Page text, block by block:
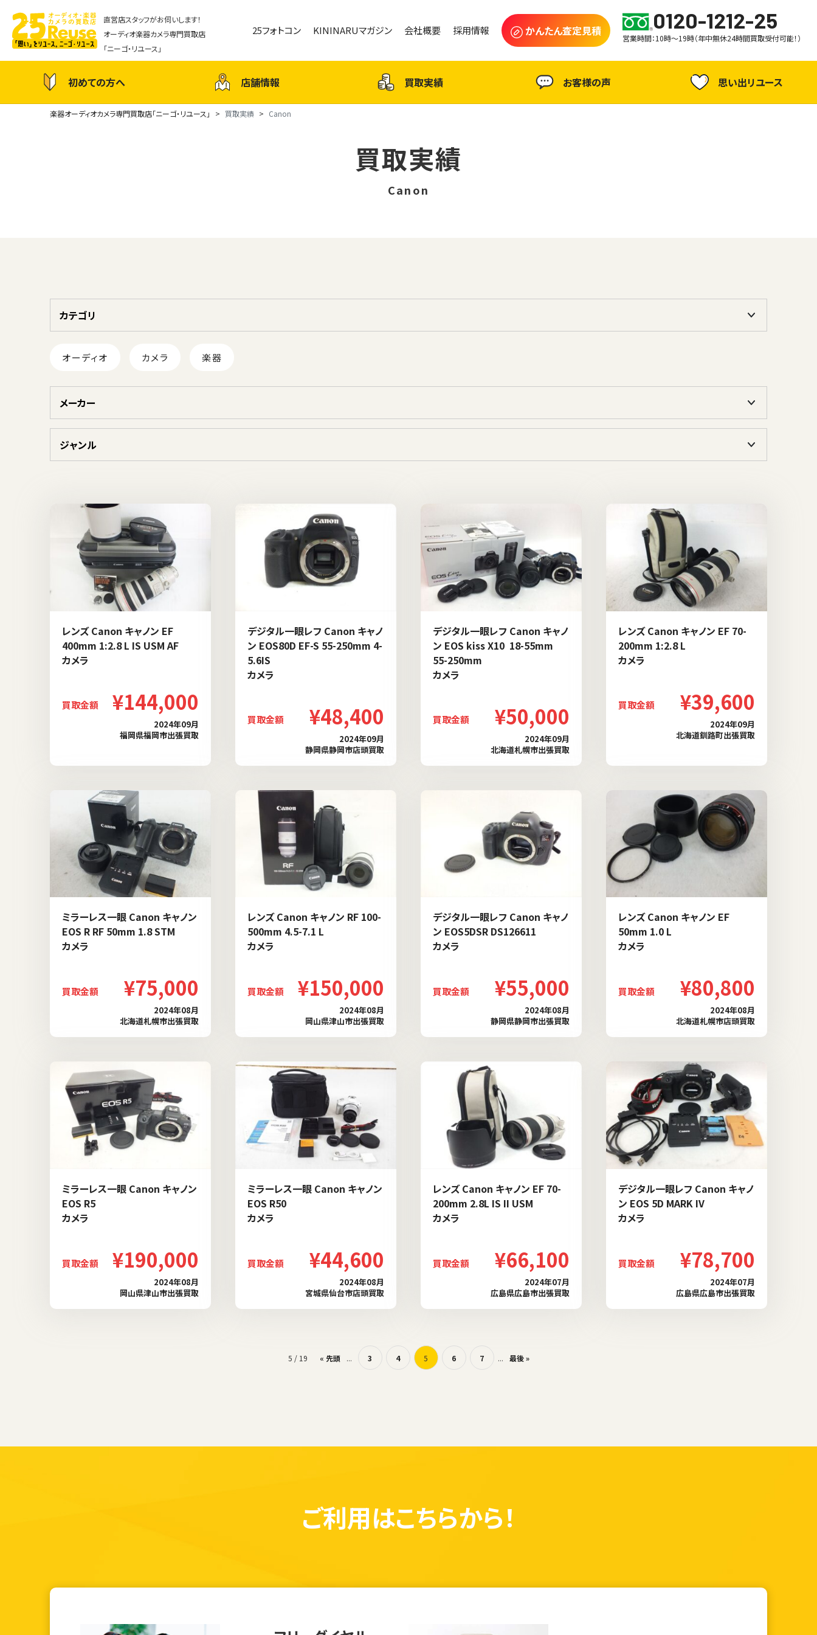
直営店スタッフがお伺いします！
オーディオ楽器カメラ専門買取店
「ニーゴ・リユース」
25フォトコン KININARUマガジン 会社概要 採用情報 かんたん査定見積 0120-1212-25
営業時間：10時～19時（年中無休24時間買取受付可能！）
初めての方へ 店舗情報 買取実績 お客様の声 思い出リユース
楽器オーディオカメラ専門買取店「ニーゴ・リユース」 買取実績 Canon
買取実績
Canon
カテゴリ
オーディオ カメラ 楽器
メーカー
ジャンル
レンズ Canon キャノン EF
400mm 1:2.8 L IS USM AF
カメラ
買取金額 ¥144,000
2024年09月
福岡県福岡市出張買取
デジタル一眼レフ Canon キャノ
ン EOS80D EF-S 55-250mm 4-
5.6IS
カメラ
買取金額 ¥48,400
2024年09月
静岡県静岡市店頭買取
デジタル一眼レフ Canon キャノ
ン EOS kiss X10 18-55mm
55-250mm
カメラ
買取金額 ¥50,000
2024年09月
北海道札幌市出張買取
レンズ Canon キャノン EF 70-
200mm 1:2.8 L
カメラ
買取金額 ¥39,600
2024年09月
北海道釧路町出張買取
ミラーレス一眼 Canon キャノン
EOS R RF 50mm 1.8 STM
カメラ
買取金額 ¥75,000
2024年08月
北海道札幌市出張買取
レンズ Canon キャノン RF 100-
500mm 4.5-7.1 L
カメラ
買取金額 ¥150,000
2024年08月
岡山県津山市出張買取
デジタル一眼レフ Canon キャノ
ン EOS5DSR DS126611
カメラ
買取金額 ¥55,000
2024年08月
静岡県静岡市出張買取
レンズ Canon キャノン EF
50mm 1.0 L
カメラ
買取金額 ¥80,800
2024年08月
北海道札幌市店頭買取
ミラーレス一眼 Canon キャノン
EOS R5
カメラ
買取金額 ¥190,000
2024年08月
岡山県津山市出張買取
ミラーレス一眼 Canon キャノン
EOS R50
カメラ
買取金額 ¥44,600
2024年08月
宮城県仙台市店頭買取
レンズ Canon キャノン EF 70-
200mm 2.8L IS II USM
カメラ
買取金額 ¥66,100
2024年07月
広島県広島市出張買取
デジタル一眼レフ Canon キャノ
ン EOS 5D MARK IV
カメラ
買取金額 ¥78,700
2024年07月
広島県広島市出張買取
5 / 19 « 先頭 ... 3 4 5 6 7 ... 最後 »
ご利用はこちらから！